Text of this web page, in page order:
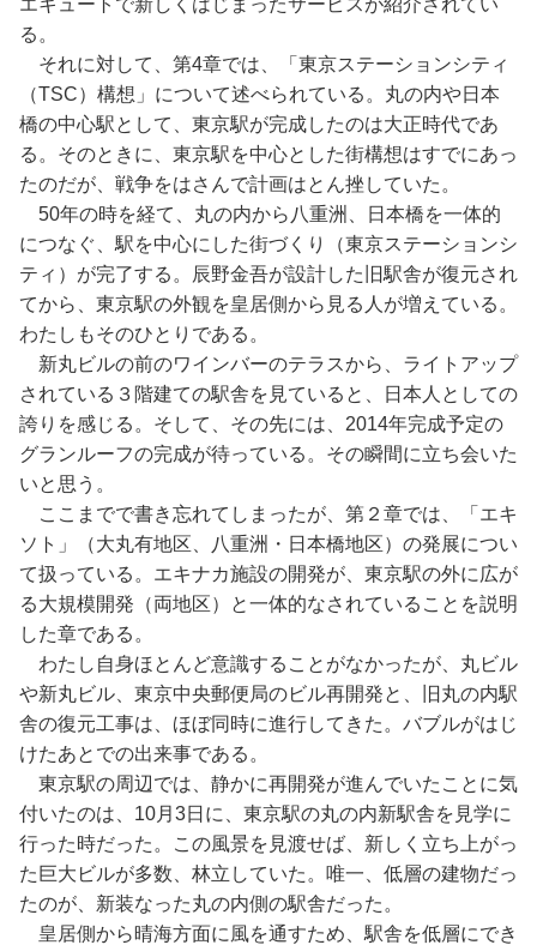
エキュートで新しくはじまったサービスが紹介されてい
る。
それに対して、第4章では、「東京ステーションシティ
（TSC）構想」について述べられている。丸の内や日本
橋の中心駅として、東京駅が完成したのは大正時代であ
る。そのときに、東京駅を中心とした街構想はすでにあっ
たのだが、戦争をはさんで計画はとん挫していた。
50年の時を経て、丸の内から八重洲、日本橋を一体的
につなぐ、駅を中心にした街づくり（東京ステーションシ
ティ）が完了する。辰野金吾が設計した旧駅舎が復元され
てから、東京駅の外観を皇居側から見る人が増えている。
わたしもそのひとりである。
新丸ビルの前のワインバーのテラスから、ライトアップ
されている３階建ての駅舎を見ていると、日本人としての
誇りを感じる。そして、その先には、2014年完成予定の
グランルーフの完成が待っている。その瞬間に立ち会いた
いと思う。
ここまでで書き忘れてしまったが、第２章では、「エキ
ソト」（大丸有地区、八重洲・日本橋地区）の発展につい
て扱っている。エキナカ施設の開発が、東京駅の外に広が
る大規模開発（両地区）と一体的なされていることを説明
した章である。
わたし自身ほとんど意識することがなかったが、丸ビル
や新丸ビル、東京中央郵便局のビル再開発と、旧丸の内駅
舎の復元工事は、ほぼ同時に進行してきた。バブルがはじ
けたあとでの出来事である。
東京駅の周辺では、静かに再開発が進んでいたことに気
付いたのは、10月3日に、東京駅の丸の内新駅舎を見学に
行った時だった。この風景を見渡せば、新しく立ち上がっ
た巨大ビルが多数、林立していた。唯一、低層の建物だっ
たのが、新装なった丸の内側の駅舎だった。
皇居側から晴海方面に風を通すため、駅舎を低層にでき